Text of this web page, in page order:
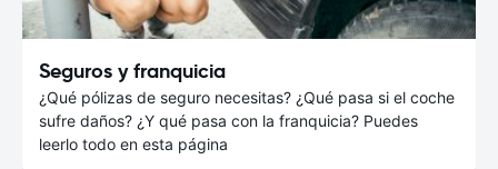
Seguros y franquicia
¿Qué pólizas de seguro necesitas? ¿Qué pasa si el coche
sufre daños? ¿Y qué pasa con la franquicia? Puedes
leerlo todo en esta página